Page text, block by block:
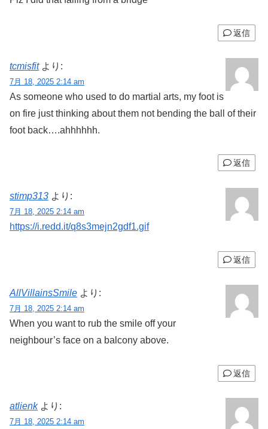
返信
tcmisfit より:
7月 18, 2025 2:14 am
As someone who used to do martial arts, my foot is
on fire just thinking about them not bending the ball of their
foot back….ahhhhhh.
返信
stimp313 より:
7月 18, 2025 2:14 am
https://i.redd.it/q8s3mejn2gdf1.gif
返信
AllVillainsSmile より:
7月 18, 2025 2:14 am
When you want to rub the smile off your
neighbour’s face on a balcony above.
返信
atlienk より:
7月 18, 2025 2:14 am